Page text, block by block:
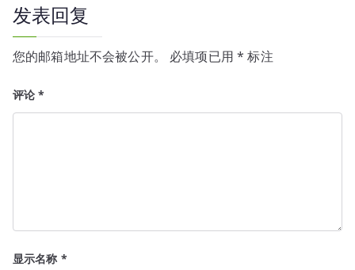
发表回复
您的邮箱地址不会被公开。 必填项已用* 标注
评论*
显示名称 *